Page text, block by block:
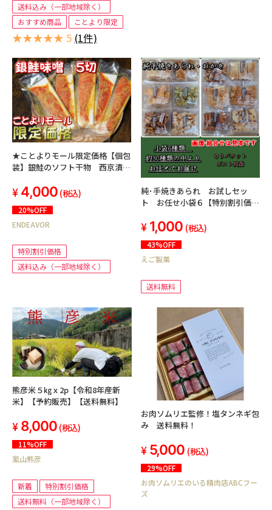
送料込み（一部地域除く）
おすすめ商品
ことより限定
★★★★★ 5 (1件)
★ことよりモール限定価格【個包
装】銀鮭のソフト干物 西京漬
4,000 (税込)
20%OFF
ENDEAVOR
特別割引価格
送料込み（一部地域除く）
純･手焼きあられ お試しセッ
ト お任せ小袋６【特別割引価
料】【A4サイズのポスト投函】
1,000 (税込)
43%OFF
えご製菓
送料無料
熊彦米５㎏ｘ2p【令和8年産新
米】【予約販売】【送料無料】
8,000 (税込)
11%OFF
嵐山熊彦
新着
特別割引価格
送料無料（一部地域除く）
お肉ソムリエ監修！塩タンネギ包
み 送料無料！
5,000 (税込)
29%OFF
お肉ソムリエのいる精肉店ABCフー
ズ